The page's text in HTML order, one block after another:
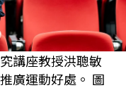
講座教授洪聰敏
廣運動好處。 圖